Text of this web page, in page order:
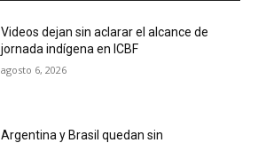
Videos dejan sin aclarar el alcance de
jornada indígena en ICBF
agosto 6, 2026
Argentina y Brasil quedan sin